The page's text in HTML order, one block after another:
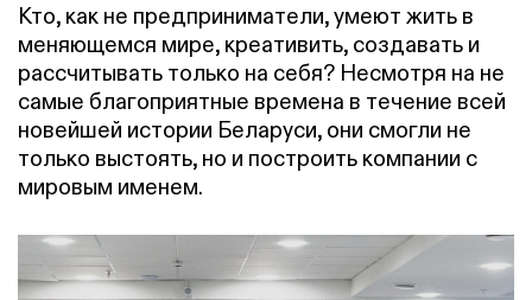
Кто, как не предприниматели, умеют жить в
меняющемся мире, креативить, создавать и
рассчитывать только на себя? Несмотря на не
самые благоприятные времена в течение всей
новейшей истории Беларуси, они смогли не
только выстоять, но и построить компании с
мировым именем.